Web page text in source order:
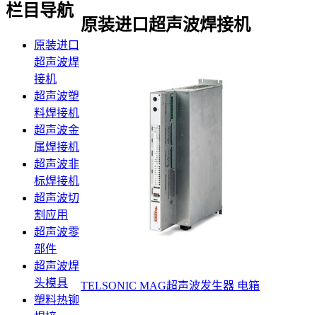
原装进口超声波焊接机
TELSONIC MAG超声波发生器 电箱
栏目导航
原装进口
超声波焊
接机
超声波塑
料焊接机
超声波金
属焊接机
超声波非
标焊接机
超声波切
割应用
超声波零
部件
超声波焊
头模具
塑料热铆